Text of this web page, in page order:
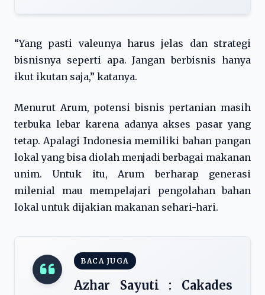
“Yang pasti valeunya harus jelas dan strategi
bisnisnya seperti apa. Jangan berbisnis hanya
ikut ikutan saja,” katanya.
Menurut Arum, potensi bisnis pertanian masih
terbuka lebar karena adanya akses pasar yang
tetap. Apalagi Indonesia memiliki bahan pangan
lokal yang bisa diolah menjadi berbagai makanan
unim. Untuk itu, Arum berharap generasi
milenial mau mempelajari pengolahan bahan
lokal untuk dijakian makanan sehari-hari.
BACA JUGA
Azhar Sayuti : Cakades